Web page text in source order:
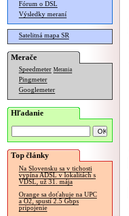
Fórum o DSL
Výsledky meraní
Satelitná mapa SR
Merače
Speedmeter Merania
Pingmeter
Googlemeter
Hľadanie
Top články
Na Slovensku sa v tichosti
vypína ADSL v lokalitách s
VDSL, už 31. mája
Orange sa doťahuje na UPC
a O2, spustí 2.5 Gbps
pripojenie